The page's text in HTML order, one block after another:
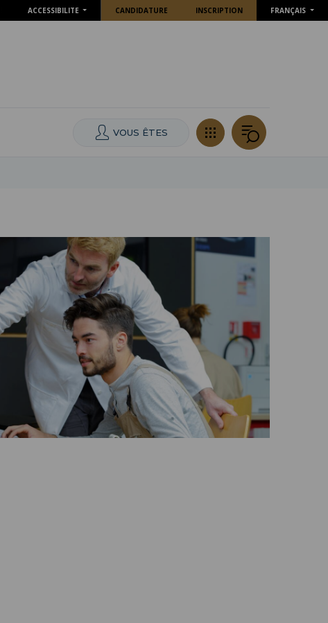
ACCESSIBILITE CANDIDATURE INSCRIPTION FRANÇAIS
VOUS ÊTES